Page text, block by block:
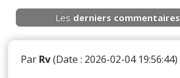
Les derniers commentaires
Par Rv(Date : 2026-02-04 19:56:44)